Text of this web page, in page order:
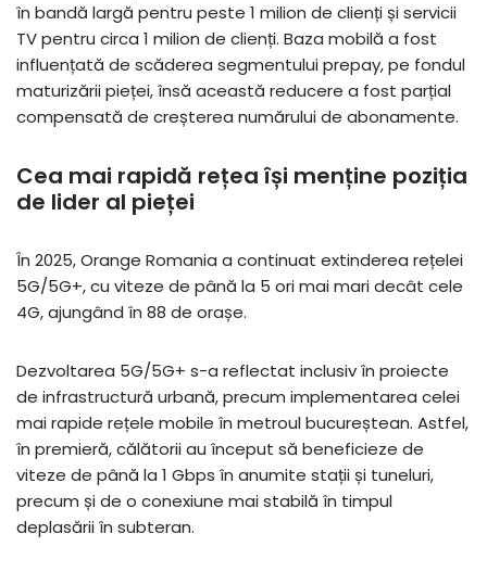
în bandă largă pentru peste 1 milion de clienți și servicii
TV pentru circa 1 milion de clienți. Baza mobilă a fost
influențată de scăderea segmentului prepay, pe fondul
maturizării pieței, însă această reducere a fost parțial
compensată de creșterea numărului de abonamente.
Cea mai rapidă rețea își menține poziția
de lider al pieței
În 2025, Orange Romania a continuat extinderea rețelei
5G/5G+, cu viteze de până la 5 ori mai mari decât cele
4G, ajungând în 88 de orașe.
Dezvoltarea 5G/5G+ s-a reflectat inclusiv în proiecte
de infrastructură urbană, precum implementarea celei
mai rapide rețele mobile în metroul bucureștean. Astfel,
în premieră, călătorii au început să beneficieze de
viteze de până la 1 Gbps în anumite stații și tuneluri,
precum și de o conexiune mai stabilă în timpul
deplasării în subteran.